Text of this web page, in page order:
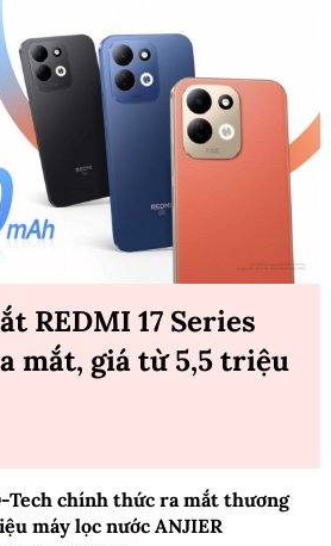
REDMI 17 Series
mắt, giá từ 5,5 triệu
Tech chính thức ra mắt thương
máy lọc nước ANJIER